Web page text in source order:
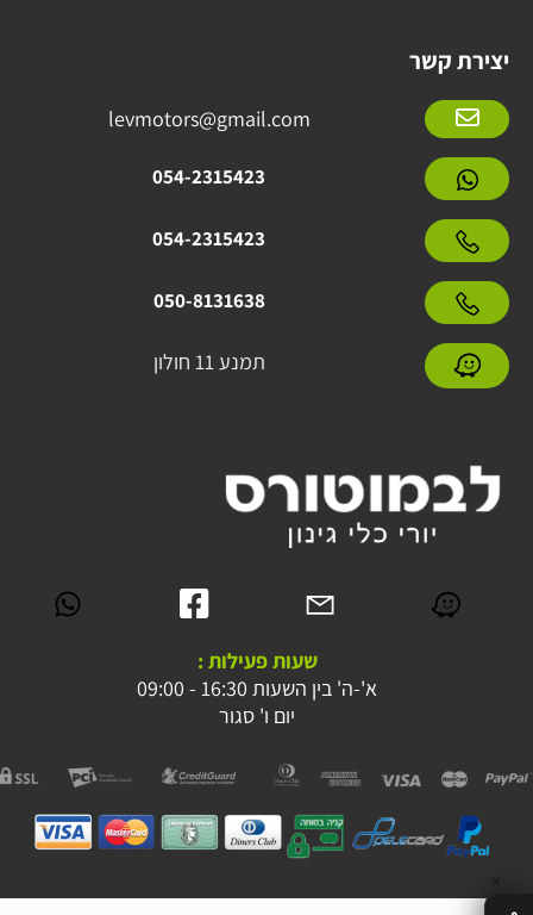
יצירת קשר
levmotors@gmail.com
054-2315423
054-2315423
050-8131638
תמנע 11 חולון
שעות פעילות :
א'-ה' בין השעות 16:30 - 09:00
יום ו' סגור